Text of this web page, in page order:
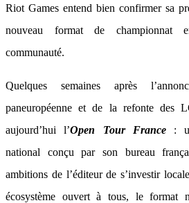
Riot Games entend bien confirmer sa
nouveau format de championnat
communauté.
Quelques semaines après
paneuropéenne et de la refonte des
aujourd’hui l’Open Tour France: un
national conçu par son bureau
ambitions de l’éditeur de s’investir
écosystème ouvert à tous, le format